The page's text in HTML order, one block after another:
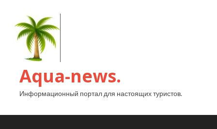
Aqua-news.
Информационный портал для настоящих туристов.